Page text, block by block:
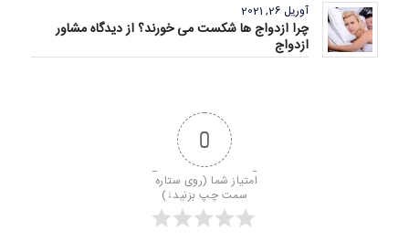
آوریل 26, 2021
چرا ازدواج ها شکست می خورند؟ از دیدگاه مشاور
ازدواج
0
امتیاز شما (روی ستاره
سمت چپ بزنید↓)